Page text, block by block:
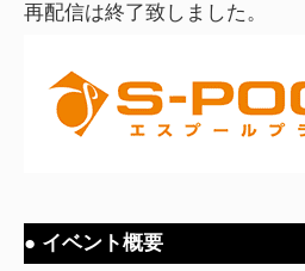
再配信は終了致しました。
● イベント概要